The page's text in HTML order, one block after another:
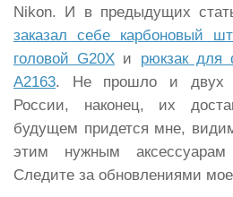
Nikon. И в предыдущих
заказал себе карбоновый
головой G20X и рюкзак для
A2163. Не прошло и двух
России, наконец, их
будущем придется мне,
этим нужным
Следите за обновлениями